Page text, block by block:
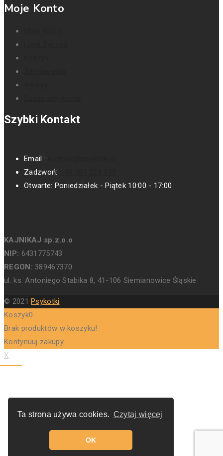
Ta strona używa cookies. Czytaj więcej
OK
Moje Konto
Szybki Kontakt
Email :
Zadzwoń:
Otwarte: Poniedziałek - Piątek 10:00 - 17:00
KAJNIKAJ sp.z.o.o
NIP: 6431775743
REGON: 389467370
ul. ks. Antoniego Stabika 8, 41-106 Siemianowice Śląskie
© 2021Psykotki
Koszyk0
Brak produktów w koszyku!
Kontynuuj zakupy
X